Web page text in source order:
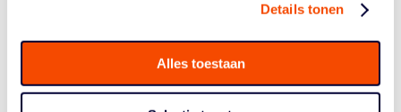
Details tonen
Alles toestaan